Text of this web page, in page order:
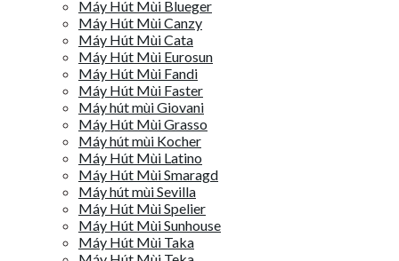
Máy Hút Mùi Blueger
Máy Hút Mùi Canzy
Máy Hút Mùi Cata
Máy Hút Mùi Eurosun
Máy Hút Mùi Fandi
Máy Hút Mùi Faster
Máy hút mùi Giovani
Máy Hút Mùi Grasso
Máy hút mùi Kocher
Máy Hút Mùi Latino
Máy Hút Mùi Smaragd
Máy hút mùi Sevilla
Máy Hút Mùi Spelier
Máy Hút Mùi Sunhouse
Máy Hút Mùi Taka